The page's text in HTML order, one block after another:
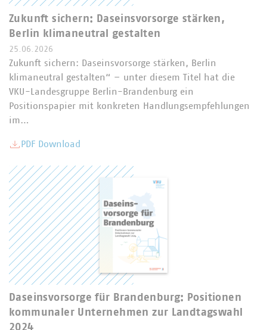
Zukunft sichern: Daseinsvorsorge stärken,
Berlin klimaneutral gestalten
25.06.2026
Zukunft sichern: Daseinsvorsorge stärken, Berlin
klimaneutral gestalten“ – unter diesem Titel hat die
VKU-Landesgruppe Berlin-Brandenburg ein
Positionspapier mit konkreten Handlungsempfehlungen
im…
PDF Download
Daseinsvorsorge für Brandenburg: Positionen
kommunaler Unternehmen zur Landtagswahl
2024